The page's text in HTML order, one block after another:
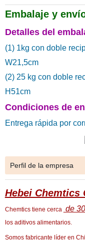
Embalaje y
Detalles del
(1) 1kg con doble
W21,5cm
(2) 25 kg con doble
H51cm
Condiciones de
Entrega rápida por
Perfil de la empresa
Hebei Chemtics
Chemtics tiene cerca de
los aditivos alimentarios.
Somos fabricante líder en